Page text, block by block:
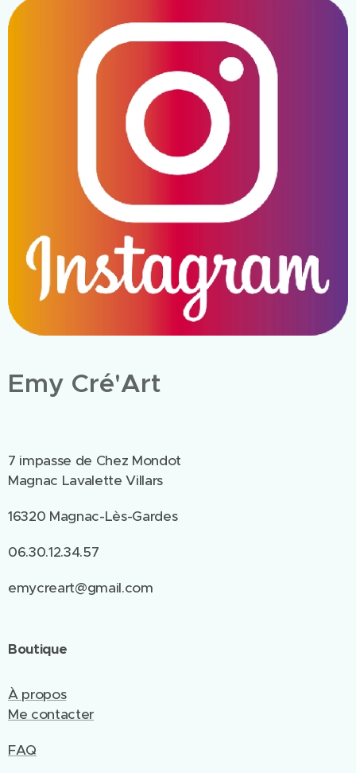
Emy Cré'Art
7 impasse de Chez Mondot
Magnac Lavalette Villars
16320 Magnac-Lès-Gardes
06.30.12.34.57
emycreart@gmail.com
Boutique
À propos
Me contacter
FAQ